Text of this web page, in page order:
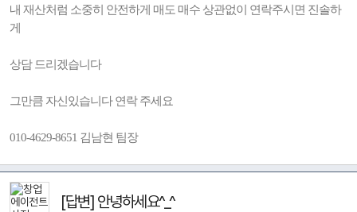
내 재산처럼 소중히 안전하게 매도 매수 상관없이 연락주시면 진솔하
게
상담 드리겠습니다
그만큼 자신있습니다 연락 주세요
010-4629-8651 김남현 팀장
[답변] 안녕하세요^_^